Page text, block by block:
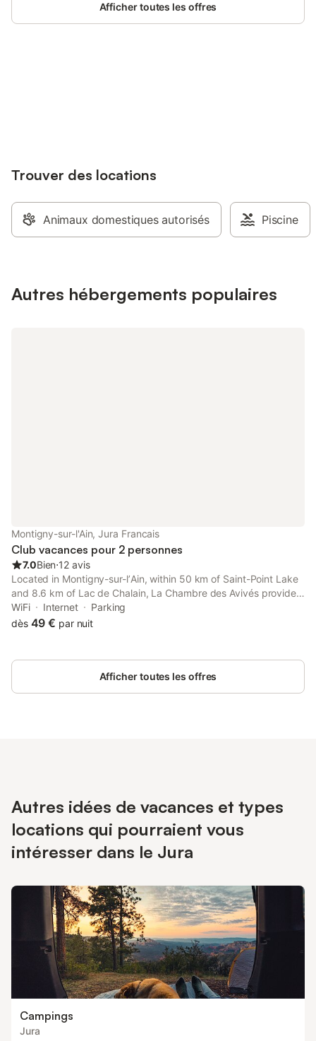
Afficher toutes les offres
Trouver des locations
Animaux domestiques autorisés Piscine
Autres hébergements populaires
Montigny-sur-l'Ain, Jura Francais
Club vacances pour 2 personnes
7.0Bien⋅12 avis
Located in Montigny-sur-lʼAin, within 50 km of Saint-Point Lake
and 8.6 km of Lac de Chalain, La Chambre des Avivés provides
accommodation with a tennis court and free WiFi throughout the
property as well as free private parking for guests who drive.
WiFi Internet
Parking
dès 49 € par nuit
Afficher toutes les offres
Autres idées de vacances et types
locations qui pourraient vous
intéresser dans le Jura
Campings
Jura